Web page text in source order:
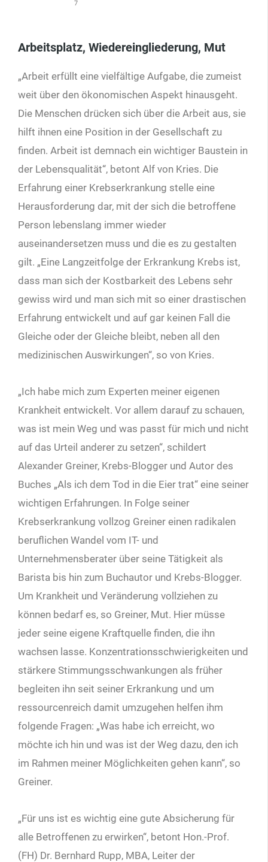
7
Arbeitsplatz, Wiedereingliederung, Mut
„Arbeit erfüllt eine vielfältige Aufgabe, die zumeist
weit über den ökonomischen Aspekt hinausgeht.
Die Menschen drücken sich über die Arbeit aus, sie
hilft ihnen eine Position in der Gesellschaft zu
finden. Arbeit ist demnach ein wichtiger Baustein in
der Lebensqualität“, betont Alf von Kries. Die
Erfahrung einer Krebserkrankung stelle eine
Herausforderung dar, mit der sich die betroffene
Person lebenslang immer wieder
auseinandersetzen muss und die es zu gestalten
gilt. „Eine Langzeitfolge der Erkrankung Krebs ist,
dass man sich der Kostbarkeit des Lebens sehr
gewiss wird und man sich mit so einer drastischen
Erfahrung entwickelt und auf gar keinen Fall die
Gleiche oder der Gleiche bleibt, neben all den
medizinischen Auswirkungen“, so von Kries.
„Ich habe mich zum Experten meiner eigenen
Krankheit entwickelt. Vor allem darauf zu schauen,
was ist mein Weg und was passt für mich und nicht
auf das Urteil anderer zu setzen“, schildert
Alexander Greiner, Krebs-Blogger und Autor des
Buches „Als ich dem Tod in die Eier trat“ eine seiner
wichtigen Erfahrungen. In Folge seiner
Krebserkrankung vollzog Greiner einen radikalen
beruflichen Wandel vom IT- und
Unternehmensberater über seine Tätigkeit als
Barista bis hin zum Buchautor und Krebs-Blogger.
Um Krankheit und Veränderung vollziehen zu
können bedarf es, so Greiner, Mut. Hier müsse
jeder seine eigene Kraftquelle finden, die ihn
wachsen lasse. Konzentrationsschwierigkeiten und
stärkere Stimmungsschwankungen als früher
begleiten ihn seit seiner Erkrankung und um
ressourcenreich damit umzugehen helfen ihm
folgende Fragen: „Was habe ich erreicht, wo
möchte ich hin und was ist der Weg dazu, den ich
im Rahmen meiner Möglichkeiten gehen kann“, so
Greiner.
„Für uns ist es wichtig eine gute Absicherung für
alle Betroffenen zu erwirken“, betont Hon.-Prof.
(FH) Dr. Bernhard Rupp, MBA, Leiter der